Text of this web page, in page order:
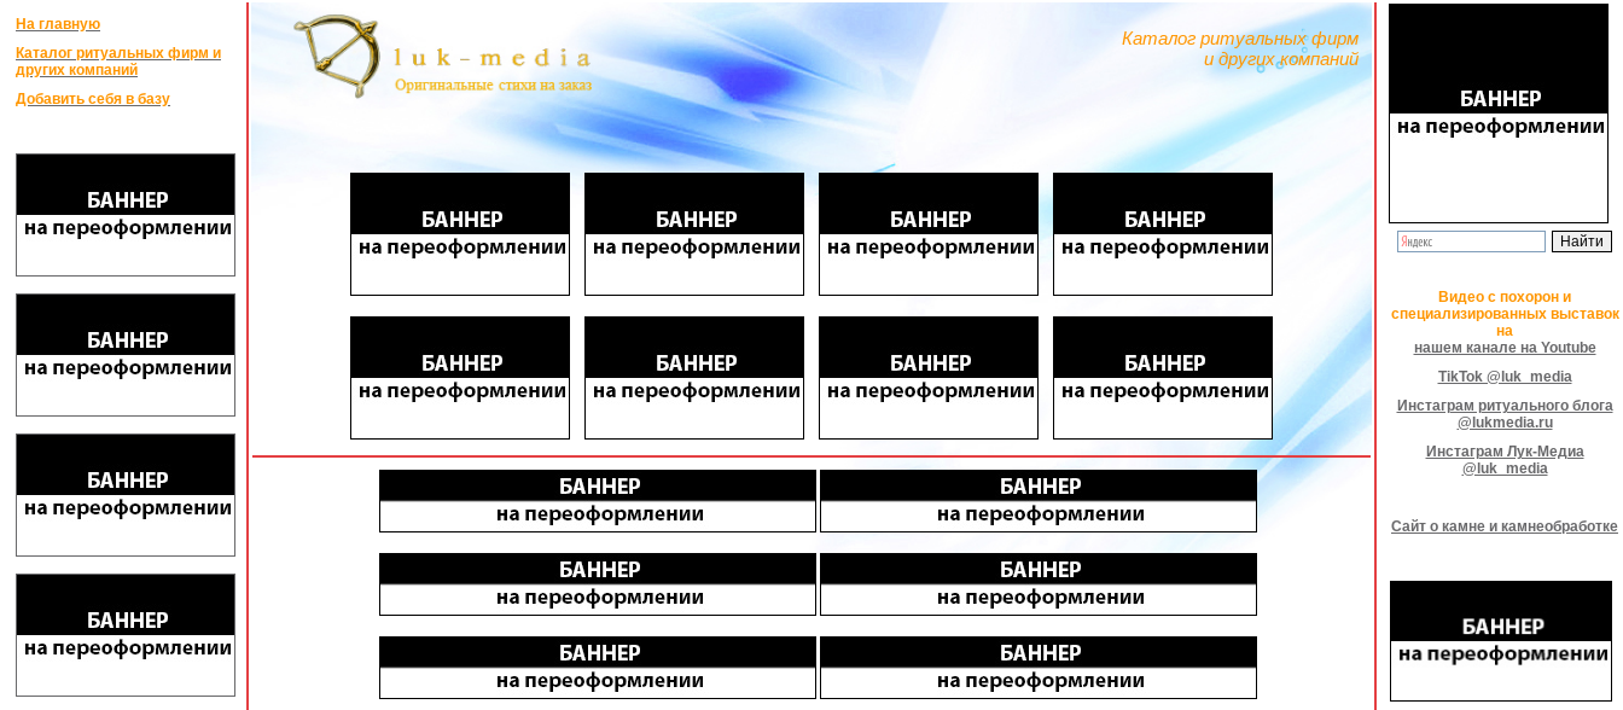
На главную
Каталог ритуальных фирм и
других компаний
Добавить себя в базу
Каталог ритуальных фирм
и других компаний
Видео с похорон и
специализированных выставок
на
нашем канале на Youtube
TikTok @luk_media
Инстаграм ритуального блога
@lukmedia.ru
Инстаграм Лук-Медиа
@luk_media
Сайт о камне и камнеобработке